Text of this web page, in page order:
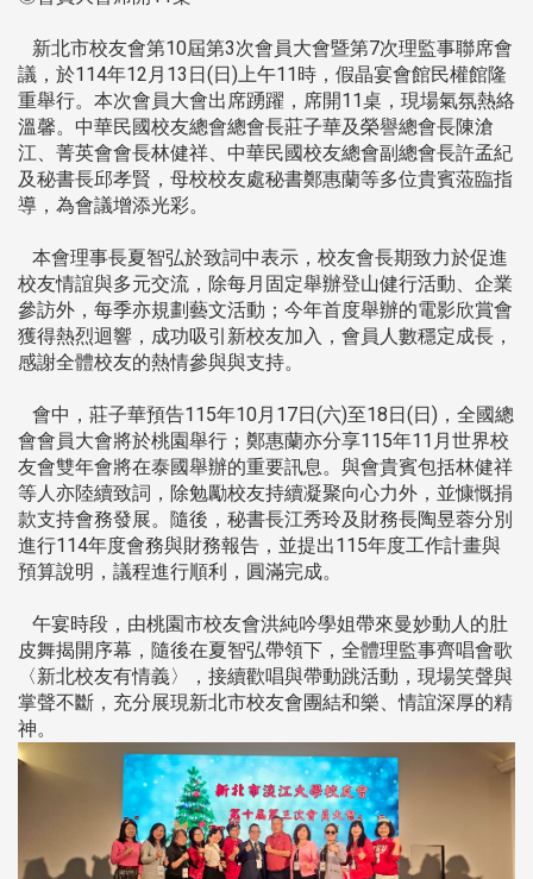
新北市校友會第10屆第3次會員大會暨第7次理監事聯席會
議，於114年12月13日(日)上午11時，假晶宴會館民權館隆
重舉行。本次會員大會出席踴躍，席開11桌，現場氣氛熱絡
溫馨。中華民國校友總會總會長莊子華及榮譽總會長陳滄
江、菁英會會長林健祥、中華民國校友總會副總會長許孟紀
及秘書長邱孝賢，母校校友處秘書鄭惠蘭等多位貴賓蒞臨指
導，為會議增添光彩。
本會理事長夏智弘於致詞中表示，校友會長期致力於促進
校友情誼與多元交流，除每月固定舉辦登山健行活動、企業
參訪外，每季亦規劃藝文活動；今年首度舉辦的電影欣賞會
獲得熱烈迴響，成功吸引新校友加入，會員人數穩定成長，
感謝全體校友的熱情參與與支持。
會中，莊子華預告115年10月17日(六)至18日(日)，全國總
會會員大會將於桃園舉行；鄭惠蘭亦分享115年11月世界校
友會雙年會將在泰國舉辦的重要訊息。與會貴賓包括林健祥
等人亦陸續致詞，除勉勵校友持續凝聚向心力外，並慷慨捐
款支持會務發展。隨後，秘書長江秀玲及財務長陶昱蓉分別
進行114年度會務與財務報告，並提出115年度工作計畫與
預算說明，議程進行順利，圓滿完成。
午宴時段，由桃園市校友會洪純吟學姐帶來曼妙動人的肚
皮舞揭開序幕，隨後在夏智弘帶領下，全體理監事齊唱會歌
〈新北校友有情義〉，接續歡唱與帶動跳活動，現場笑聲與
掌聲不斷，充分展現新北市校友會團結和樂、情誼深厚的精
神。